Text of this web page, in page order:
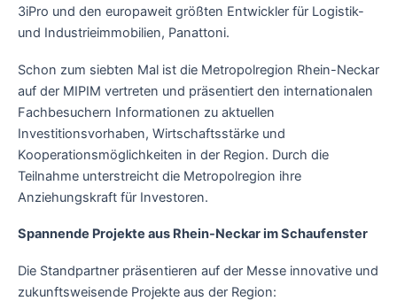
3iPro und den europaweit größten Entwickler für Logistik-
und Industrieimmobilien, Panattoni.
Schon zum siebten Mal ist die Metropolregion Rhein-Neckar
auf der MIPIM vertreten und präsentiert den internationalen
Fachbesuchern Informationen zu aktuellen
Investitionsvorhaben, Wirtschaftsstärke und
Kooperationsmöglichkeiten in der Region. Durch die
Teilnahme unterstreicht die Metropolregion ihre
Anziehungskraft für Investoren.
Spannende Projekte aus Rhein-Neckar im Schaufenster
Die Standpartner präsentieren auf der Messe innovative und
zukunftsweisende Projekte aus der Region: